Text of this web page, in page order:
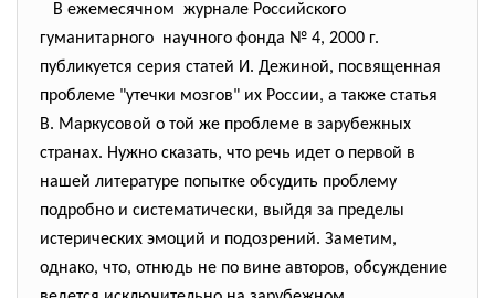
В ежемесячном журнале Российского
гуманитарного научного фонда № 4, 2000 г.
публикуется серия статей И. Дежиной, посвященная
проблеме "утечки мозгов" их России, а также статья
В. Маркусовой о той же проблеме в зарубежных
странах. Нужно сказать, что речь идет о первой в
нашей литературе попытке обсудить проблему
подробно и систематически, выйдя за пределы
истерических эмоций и подозрений. Заметим,
однако, что, отнюдь не по вине авторов, обсуждение